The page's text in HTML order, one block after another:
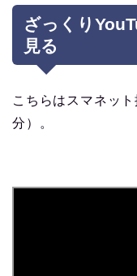
ざっくり
見る
こちらはスマネッ
分）。